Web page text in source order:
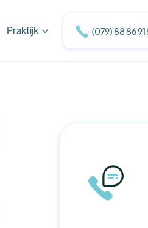
Praktijk   (079) 88 86